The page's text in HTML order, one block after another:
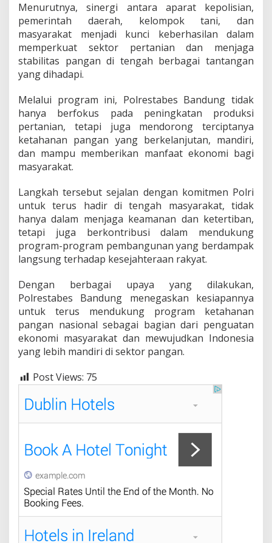
a
o
n
Menurutnya, sinergi antara aparat kepolisian,
pemerintah daerah, kelompok tani, dan
masyarakat menjadi kunci keberhasilan dalam
memperkuat sektor pertanian dan menjaga
stabilitas pangan di tengah berbagai tantangan
yang dihadapi.
Melalui program ini, Polrestabes Bandung tidak
hanya berfokus pada peningkatan produksi
pertanian, tetapi juga mendorong terciptanya
ketahanan pangan yang berkelanjutan, mandiri,
dan mampu memberikan manfaat ekonomi bagi
masyarakat.
Langkah tersebut sejalan dengan komitmen Polri
untuk terus hadir di tengah masyarakat, tidak
hanya dalam menjaga keamanan dan ketertiban,
tetapi juga berkontribusi dalam mendukung
program-program pembangunan yang berdampak
langsung terhadap kesejahteraan rakyat.
Dengan berbagai upaya yang dilakukan,
Polrestabes Bandung menegaskan kesiapannya
untuk terus mendukung program ketahanan
pangan nasional sebagai bagian dari penguatan
ekonomi masyarakat dan mewujudkan Indonesia
yang lebih mandiri di sektor pangan.
Post Views: 75